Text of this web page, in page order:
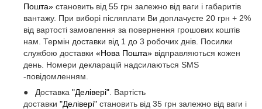
Пошта» становить від 55 грн залежно від ваги і габаритів
вантажу. При виборі післяплати Ви доплачуєте 20 грн + 2%
від вартості замовлення за повернення грошових коштів
нам. Термін доставки від 1 до 3 робочих днів. Посилки
службою доставки «Нова Пошта» відправляються кожен
день. Номери декларацій надсилаються SMS
-повідомленням.
● Доставка "Делівері" . Вартість
доставки "Делівері" становить від 35 грн залежно від ваги і